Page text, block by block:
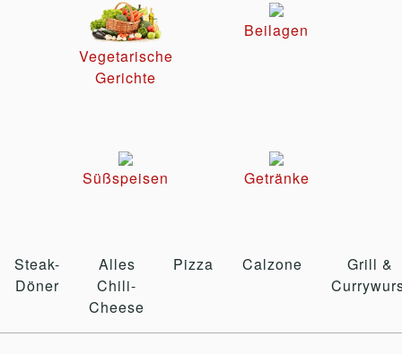
Vegetarische
Gerichte
Beilagen
Süßspeisen Getränke
Steak-
Döner
Alles
Chili-
Cheese
Pizza Calzone
Grill &